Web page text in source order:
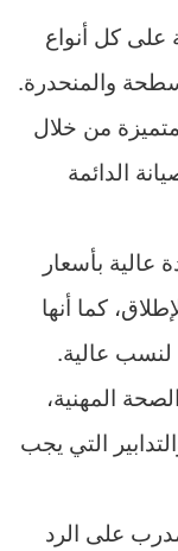
على كل أنواع
والمنحدرة.
من خلال
الدائمة
بأسعار
كما أنها
عالية.
المهنية،
التي يجب
على الرد